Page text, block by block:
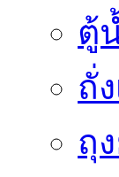
ตู้
ถั่
ถุ